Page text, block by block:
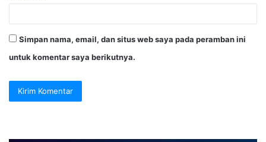
Simpan nama, email, dan situs web saya pada peramban ini
untuk komentar saya berikutnya.